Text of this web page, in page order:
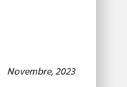
Novembre, 2023